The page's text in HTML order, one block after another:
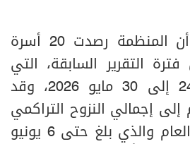
ولفت التقرير إلى أن المنظمة رصدت 20 أسرة
التقرير السابقة، التي
غطت الفترة من 24 إلى 30 مايو 2026، وقد
إجمالي النزوح التراكمي
المسجل منذ بداية العام والذي بلغ حتى 6 يونيو